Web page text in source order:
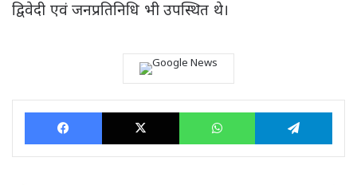
द्विवेदी एवं जनप्रतिनिधि भी उपस्थित थे।
Facebook X WhatsApp